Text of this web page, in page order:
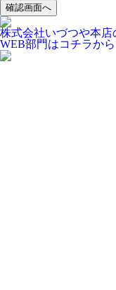
株式会社いづつや本店
WEB部門はコチラから